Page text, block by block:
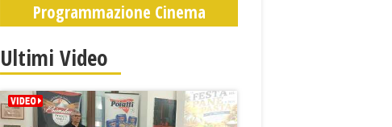
Programmazione Cinema
Ultimi Video